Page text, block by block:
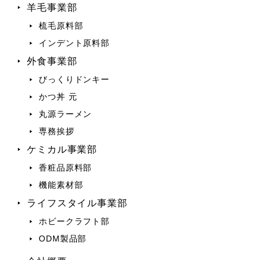
羊毛事業部
梳毛原料部
インデント原料部
外食事業部
びっくりドンキー
かつ丼 元
丸源ラーメン
専務挨拶
ケミカル事業部
香粧品原料部
機能素材部
ライフスタイル事業部
ホビークラフト部
ODM製品部